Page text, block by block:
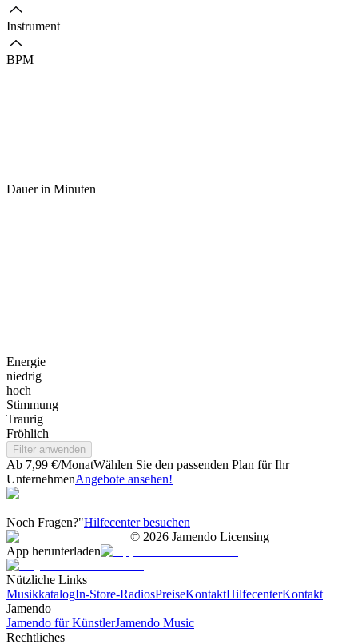
Instrument
BPM
Dauer in Minuten
Energie
niedrig
hoch
Stimmung
Traurig
Fröhlich
Filter anwenden
Ab 7,99 €/MonatWählen Sie den passenden Plan für Ihr
UnternehmenAngebote ansehen!
Noch Fragen?"Hilfecenter besuchen
© 2026 Jamendo Licensing
App herunterladen
Nützliche Links
MusikkatalogIn-Store-RadiosPreiseKontaktHilfecenterKontakt
Jamendo
Jamendo für KünstlerJamendo Music
Rechtliches